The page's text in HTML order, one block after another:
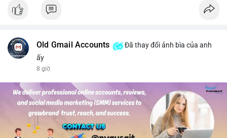
Khuyến nghị giao dịch cụ thể:
- Mục tiêu chốt lời: TP1: 77.50, TP2: 78.80
- Cắt lỗ: 74.90 (dưới vùng hỗ trợ gần nhất)
chốt 50% vị thế tại TP1 và dời stop loss về điểm hòa vốn.
#solusdt #longsol #vung76 #breakoutsol #lenhmuasol
Old Gmail Accounts
Đã thay đổi ảnh bìa của anh
ấy
8 giờ